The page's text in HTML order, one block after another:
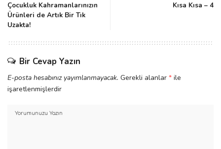
Çocukluk Kahramanlarınızın
Ürünleri de Artık Bir Tık
Uzakta!
Kısa Kısa – 4
Bir Cevap Yazın
E-posta hesabınız yayımlanmayacak. Gerekli alanlar * ile
işaretlenmişlerdir